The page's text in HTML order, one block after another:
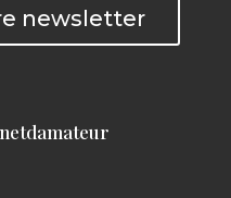
newsletter